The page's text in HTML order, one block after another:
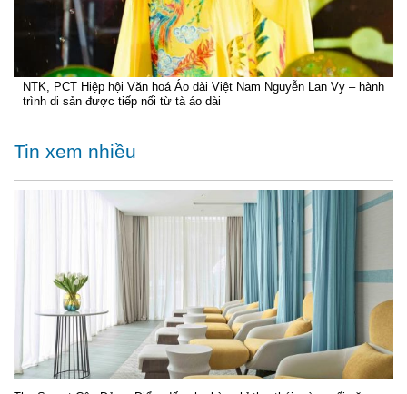
NTK, PCT Hiệp hội Văn hoá Áo dài Việt Nam Nguyễn Lan Vy – hành
trình di sản được tiếp nối từ tà áo dài
Tin xem nhiều